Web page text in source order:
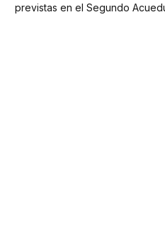
previstas en el Segundo